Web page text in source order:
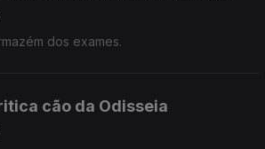
dos exames.
cão da Odisseia